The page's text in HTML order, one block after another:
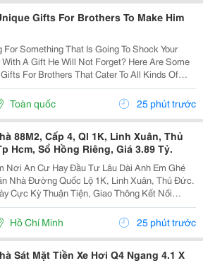
Gifts For Brothers To Make Him
For Something That Is Going To Shock Your
With A Gift He Will Not Forget? Here Are Some
For Brothers That Cater To All Kinds Of
And Interests. You Can Find Everything
Accessories And Fun...
Toàn quốc 25 phút trước
88M2, Cấp 4, Ql 1K, Linh Xuân, Thủ
Hcm, Sổ Hồng Riêng, Giá 3.89 Tỷ.
Nơi An Cư Hay Đầu Tư Lâu Dài Anh Em Ghé
Nhà Đường Quốc Lộ 1K, Linh Xuân, Thủ Đức.
Cực Kỳ Thuận Tiện, Giao Thông Kết Nối
Cực Kỳ Phù Hợp Cho Khách Mua Để Giữ
Tài Sản Hoặc Cho Thuê Đều Rất Ổn Định. Thông Tin...
Hồ Chí Minh 25 phút trước
Mặt Tiền Xe Hơi Q4 Ngang 4.1 X